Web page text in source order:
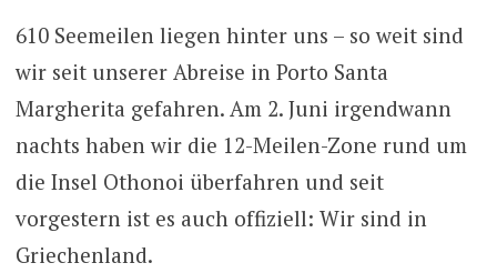
610 Seemeilen liegen hinter uns – so weit sind
wir seit unserer Abreise in Porto Santa
Margherita gefahren. Am 2. Juni irgendwann
nachts haben wir die 12-Meilen-Zone rund um
die Insel Othonoi überfahren und seit
vorgestern ist es auch offiziell: Wir sind in
Griechenland.